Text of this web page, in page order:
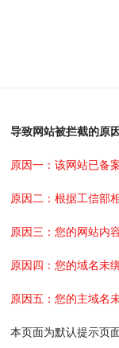
导致网站被拦截的原
原因一：该网站已备
原因二：根据工信部
原因三：您的网站内
原因四：您的域名未
原因五：您的主域名
本页面为默认提示页